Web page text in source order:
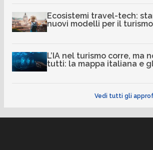
Ecosistemi travel-tech:
nuovi modelli per il turismo
L’IA nel turismo corre, ma
tutti: la mappa italiana e
Vedi tutti gli